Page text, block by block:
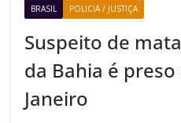
BRASIL POLICIA / JUSTIÇA
Suspeito de
da Bahia é preso
Janeiro